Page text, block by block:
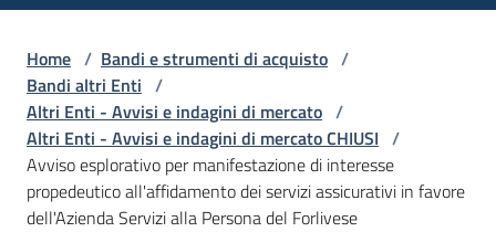
telematici
L'Agenzia
Home / Bandi e strumenti di acquisto /
Bandi altri Enti /
Altri Enti - Avvisi e indagini di mercato /
Altri Enti - Avvisi e indagini di mercato CHIUSI /
Avviso esplorativo per manifestazione di interesse
propedeutico all'affidamento dei servizi assicurativi in favore
dell'Azienda Servizi alla Persona del Forlivese